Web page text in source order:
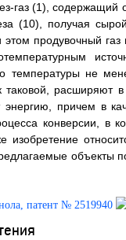
газ (1),
(10), получая
этом продувочный
температуры не
таковой, расширяют
причем в
конверсии, в
изобретение
объекты